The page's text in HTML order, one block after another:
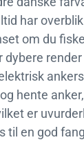
har
om du
dybere
hente
er
til en god